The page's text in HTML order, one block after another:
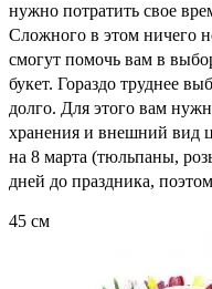
нужно потратить свое
Сложного в этом ничего
смогут помочь вам в
букет. Гораздо труднее
долго. Для этого вам
хранения и внешний вид
на 8 марта (тюльпаны,
дней до праздника,
45 см